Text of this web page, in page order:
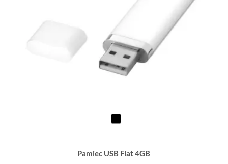
Pamiec USB Flat 4GB